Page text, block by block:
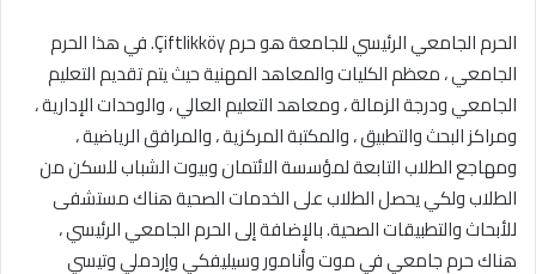
الحرم الجامعي الرئيسي للجامعة هو حرم Çiftlikköy. في هذا الحرم
الجامعي ، معظم الكليات والمعاهد المهنية حيث يتم تقديم التعليم
الجامعي ودرجة الزمالة ، ومعاهد التعليم العالي ، والوحدات الإدارية ،
ومراكز البحث والتطبيق ، والمكتبة المركزية ، والمرافق الرياضية ،
ومهاجع الطلاب التابعة لمؤسسة الائتمان وبيوت الشباب للسكن من
الطلاب ولكي يحصل الطلاب على الخدمات الصحية هناك مستشفى
للأبحاث والتطبيقات الصحية. بالإضافة إلى الحرم الجامعي الرئيسي ،
هناك حرم جامعي في موت وأنامور وسيليفكي وإردملي وتيسي